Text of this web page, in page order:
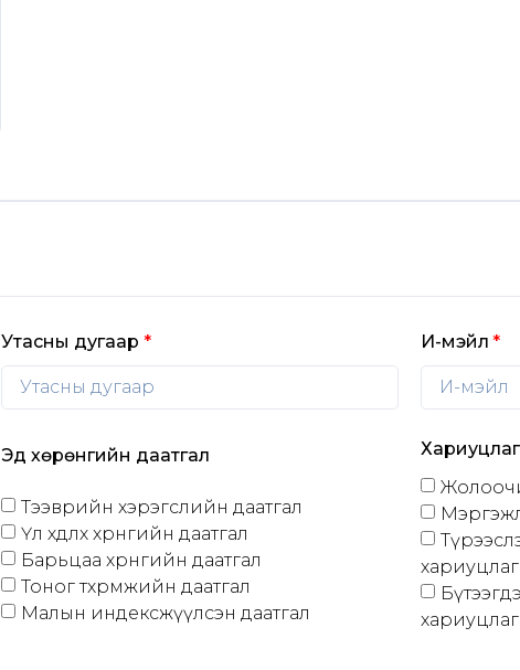
Утасны дугаар И-мэйл
Эд хөрөнгийн даатгал
Тээврийн хэрэгслийн даатгал
Үл хөдлөх хөрөнгийн даатгал
Барьцаа хөрөнгийн даатгал
Тоног төхөөрөмжийн даатгал
Малын индексжүүлсэн даатгал